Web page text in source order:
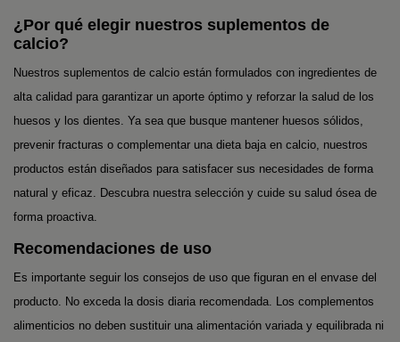
¿Por qué elegir nuestros suplementos de
calcio?
Nuestros suplementos de calcio están formulados con ingredientes de
alta calidad para garantizar un aporte óptimo y reforzar la salud de los
huesos y los dientes. Ya sea que busque mantener huesos sólidos,
prevenir fracturas o complementar una dieta baja en calcio, nuestros
productos están diseñados para satisfacer sus necesidades de forma
natural y eficaz. Descubra nuestra selección y cuide su salud ósea de
forma proactiva.
Recomendaciones de uso
Es importante seguir los consejos de uso que figuran en el envase del
producto. No exceda la dosis diaria recomendada. Los complementos
alimenticios no deben sustituir una alimentación variada y equilibrada ni